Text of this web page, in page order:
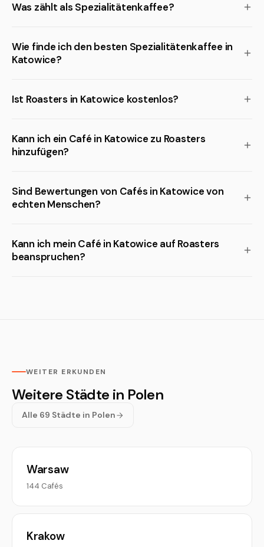
Was zählt als Spezialitätenkaffee?
Wie finde ich den besten Spezialitätenkaffee in
Katowice?
Ist Roasters in Katowice kostenlos?
Kann ich ein Café in Katowice zu Roasters
hinzufügen?
Sind Bewertungen von Cafés in Katowice von
echten Menschen?
Kann ich mein Café in Katowice auf Roasters
beanspruchen?
WEITER ERKUNDEN
Weitere Städte in Polen
Alle 69 Städte in Polen
Warsaw
144 Cafés
Krakow